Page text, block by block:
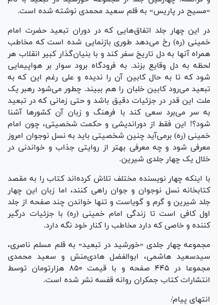
«مسیح در پاریس» به قلم سعید محمدی نوشته شده است.
در این چهار جلد اتفاق‌هایی که در دوران تبعید حضرت امام
خمینی (ره) رخ می‌دهد طوری بازنمایی شده است که مخاطب
همراه آنها به دل تاریخ سفر کند و با بنیان‌گذار کبیر انقلاب هر
لحظه به دل وقایع بزند. به فرودگاه برود سوار بر هواپیمایی
شود که تا به حال کابین آن را ندیده و علی رغم این که به
تبعید می‌رود کابین خلبان را هم ببیند. چطور می‌شود رهبر یک
ملت این قدر در جزئیات دقیق باشد و حتی زمانی که در تبعید
به سر می‌برد سعی کند با فرهنگ و زبان آن کشور‌ها آشنا
شود؟! این فقط از دوراندیشی و حکمت شخصیتی، چون امام
خمینی (ره) برمی‌آید چنین شخصیتی باید به نسل نوجوان امروز
معرفی شود و چه معرفی بهتر از روایتی جذاب و خواندنی در
خلال یک چهار جلدی شیرین.
با اینکه چهار نویسنده مختلف تلاش کرده‌اند کتاب را به مقصد
کتابخانه نسل نوجوان و جوان راهی کنند، اما زبان این چهار
جلد شیرین و گرم و گویاست و تنها خواندن چند صفحه از جلد
اول کافی است تا زندگی امام خمینی (ره) با جزئیات درگیر
کننده و خاصی که دارد مخاطب را کنار خود نگه دارد.
مجموعه چهار جلدی «خورشید در تبعید» به قلم مسلم ناصری،
سیدسعید هاشمی، ابوالفضل هادی‌منش و سعید محمدی
مجموعا در ۴۴۵ صفحه و با قیمت ۸۵۰ هزارتومان توسط
انتشارات کتاب جمکران روانه قفسه نشر شده است.
انتهای پیام/